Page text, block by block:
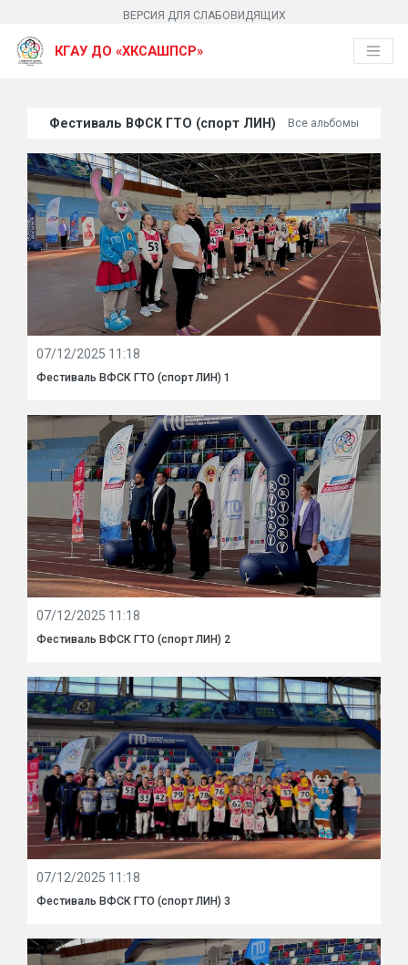
ВЕРСИЯ ДЛЯ СЛАБОВИДЯЩИХ
КГАУ ДО «ХКСАШПСР»
Фестиваль ВФСК ГТО (спорт ЛИН) Все альбомы
07/12/2025 11:18
Фестиваль ВФСК ГТО (спорт ЛИН) 1
07/12/2025 11:18
Фестиваль ВФСК ГТО (спорт ЛИН) 2
07/12/2025 11:18
Фестиваль ВФСК ГТО (спорт ЛИН) 3